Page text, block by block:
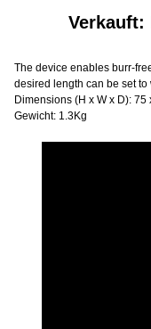
Verkauft:
The device enables burr-
desired length can be set to
Dimensions (H x W x D): 75
Gewicht: 1.3Kg